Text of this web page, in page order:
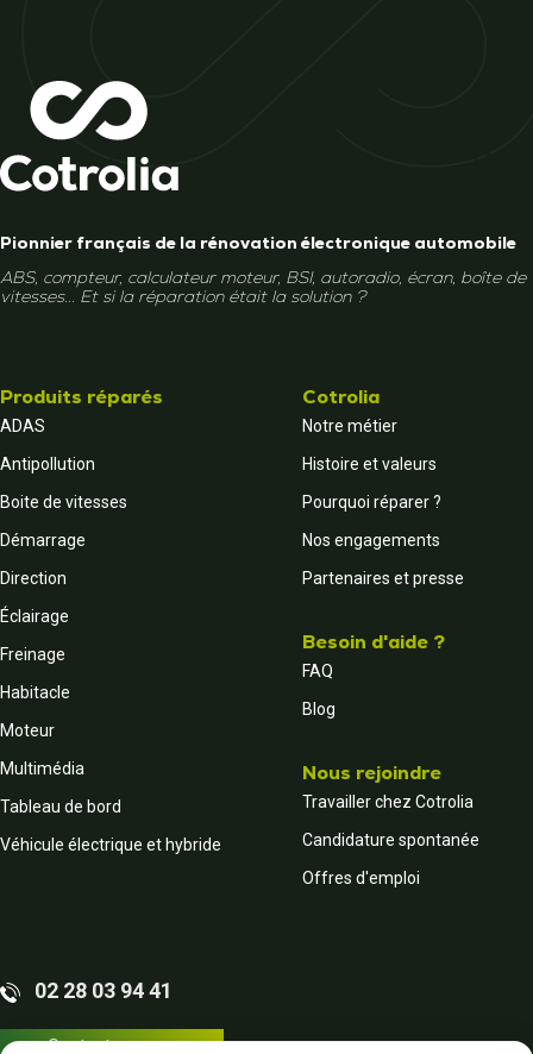
Pionnier français de la rénovation électronique automobile
ABS, compteur, calculateur moteur, BSI, autoradio, écran, boîte de
vitesses... Et si la réparation était la solution ?
Produits réparés
ADAS
Antipollution
Boite de vitesses
Démarrage
Direction
Éclairage
Freinage
Habitacle
Moteur
Multimédia
Tableau de bord
Véhicule électrique et hybride
Cotrolia
Notre métier
Histoire et valeurs
Pourquoi réparer ?
Nos engagements
Partenaires et presse
Besoin d'aide ?
FAQ
Blog
Nous rejoindre
Travailler chez Cotrolia
Candidature spontanée
Offres d'emploi
02 28 03 94 41
Contactez-nous